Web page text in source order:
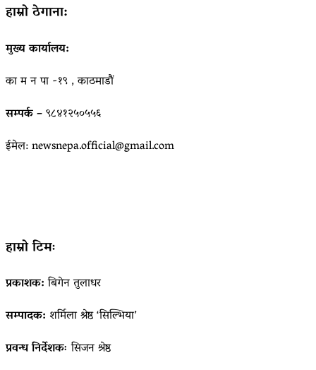
हाम्रो ठेगाना:
मुख्य कार्यालय:
का म न पा -१९ , काठमाडौं
सम्पर्क –९८४१२५०५५६
ईमेल: newsnepa.official@gmail.com
हाम्रो टिमः
प्रकाशक:बिगेन तुलाधर
सम्पादक: शर्मिला श्रेष्ठ ‘सिल्भिया’
प्रवन्ध निर्देशकःसिजन श्रेष्ठ